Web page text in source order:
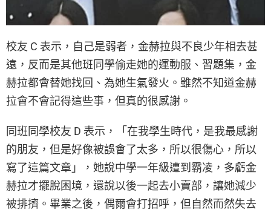
校友 C 表示，自己是弱者，金赫拉與不良少年相去甚
遠，反而是其他班同學偷走她的運動服、習題集，金
赫拉都會替她找回、為她生氣發火。雖然不知道金赫
拉會不會記得這些事，但真的很感謝。
同班同學校友 D 表示，「在我學生時代，是我最感謝
的朋友，但是好像被誤會了太多，所以很傷心，所以
寫了這篇文章」，她說中學一年級遭到霸凌，多虧金
赫拉才擺脫困境，還說以後一起去小賣部，讓她減少
被排擠。畢業之後，偶爾會打招呼，但自然而然失去